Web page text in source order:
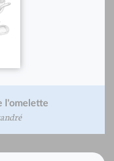
l'omelette